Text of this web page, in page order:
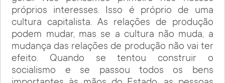
próprios interesses. Isso é próprio de uma
cultura capitalista. As relações de produção
podem mudar, mas se a cultura não muda, a
mudança das relações de produção não vai ter
efeito. Quando se tentou construir o
socialismo e se passou todos os bens